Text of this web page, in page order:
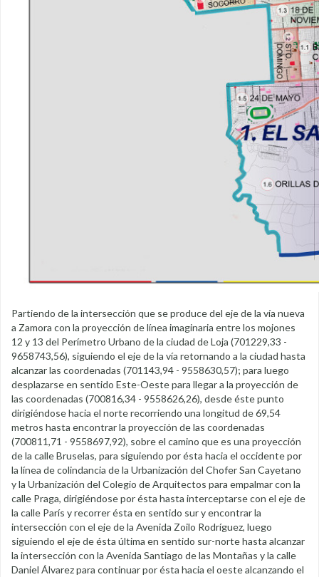
Partiendo de la intersección que se produce del eje de la vía nueva
a Zamora con la proyección de línea imaginaria entre los mojones
12 y 13 del Perímetro Urbano de la ciudad de Loja (701229,33 -
9658743,56), siguiendo el eje de la vía retornando a la ciudad hasta
alcanzar las coordenadas (701143,94 - 9558630,57); para luego
desplazarse en sentido Este-Oeste para llegar a la proyección de
las coordenadas (700816,34 - 9558626,26), desde éste punto
dirigiéndose hacia el norte recorriendo una longitud de 69,54
metros hasta encontrar la proyección de las coordenadas
(700811,71 - 9558697,92), sobre el camino que es una proyección
de la calle Bruselas, para siguiendo por ésta hacia el occidente por
la línea de colindancia de la Urbanización del Chofer San Cayetano
y la Urbanización del Colegio de Arquitectos para empalmar con la
calle Praga, dirigiéndose por ésta hasta interceptarse con el eje de
la calle París y recorrer ésta en sentido sur y encontrar la
intersección con el eje de la Avenida Zoilo Rodríguez, luego
siguiendo el eje de ésta última en sentido sur-norte hasta alcanzar
la intersección con la Avenida Santiago de las Montañas y la calle
Daniel Álvarez para continuar por ésta hacia el oeste alcanzando el